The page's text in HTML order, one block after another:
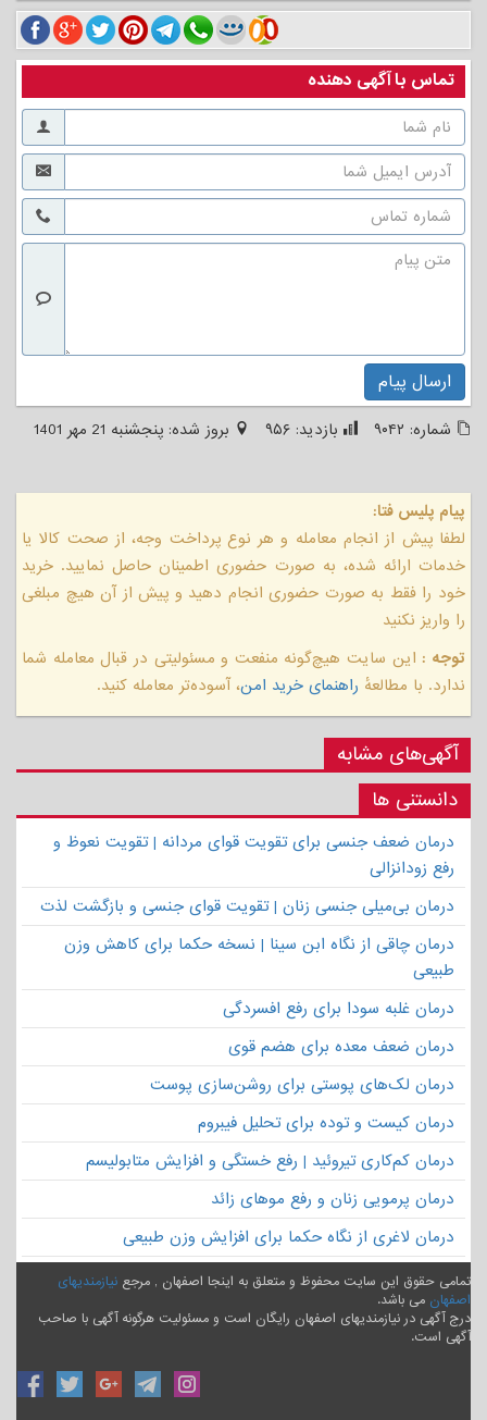
تماس با آگهی دهنده
ارسال پیام
شماره: ۹۰۴۲ بازدید: ۹۵۶ بروز شده: پنجشنبه 21 مهر 1401
پیام پلیس فتا:
لطفا پیش از انجام معامله و هر نوع پرداخت وجه، از صحت کالا یا
خدمات ارائه شده، به صورت حضوری اطمینان حاصل نمایید. خرید
خود را فقط به صورت حضوری انجام دهید و پیش از آن هیچ مبلغی
را واریز نکنید
توجه : این سایت هیچ‌گونه منفعت و مسئولیتی در قبال معامله شما
ندارد. با مطالعهٔ راهنمای خرید امن، آسوده‌تر معامله کنید.
آگهی‌های مشابه
دانستنی ها
درمان ضعف جنسی برای تقویت قوای مردانه | تقویت نعوظ و
رفع زودانزالی
درمان بی‌میلی جنسی زنان | تقویت قوای جنسی و بازگشت لذت
درمان چاقی از نگاه ابن سینا | نسخه حکما برای کاهش وزن
طبیعی
درمان غلبه سودا برای رفع افسردگی
درمان ضعف معده برای هضم قوی
درمان لک‌های پوستی برای روشن‌سازی پوست
درمان کیست و توده برای تحلیل فیبروم
درمان کم‌کاری تیروئید | رفع خستگی و افزایش متابولیسم
درمان پرمویی زنان و رفع موهای زائد
درمان لاغری از نگاه حکما برای افزایش وزن طبیعی
تمامی حقوق این سایت محفوظ و متعلق به اینجا اصفهان , مرجع نیازمندیهای
اصفهان می باشد.
درج آگهی در نیازمندیهای اصفهان رایگان است و مسئولیت هرگونه آگهی با صاحب
آگهی است.